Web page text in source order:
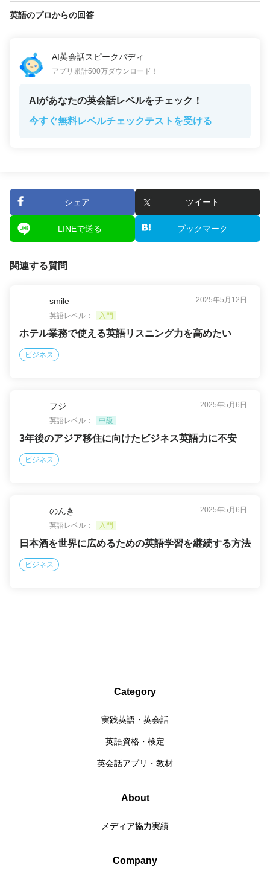
英語のプロからの回答
AI英会話スピークバディ
アプリ累計500万ダウンロード！
AIがあなたの英会話レベルをチェック！
今すぐ無料レベルチェックテストを受ける
シェア ツイート
LINEで送る ブックマーク
関連する質問
smile
2025年5月12日
英語レベル：
入門
ホテル業務で使える英語リスニング力を高めたい
ビジネス
フジ
2025年5月6日
英語レベル：
中級
3年後のアジア移住に向けたビジネス英語力に不安
ビジネス
のんき
2025年5月6日
英語レベル：
入門
日本酒を世界に広めるための英語学習を継続する方法
ビジネス
Category
実践英語・英会話
英語資格・検定
英会話アプリ・教材
About
メディア協力実績
Company